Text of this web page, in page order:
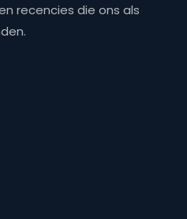
recencies die ons als